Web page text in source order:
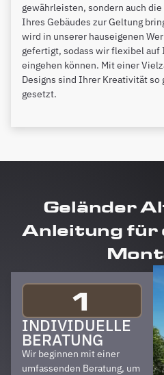
gewährleisten, sondern auch
Ihres Gebäudes zur Geltung
wird in unserer hauseigenen
gefertigt, sodass wir flexibel
eingehen können. Mit einer
Designs sind Ihrer Kreativität so
gesetzt.
Geländer
Anleitung für
1
INDIVIDUELLE
BERATUNG
Wir beginnen mit einer
umfassenden Beratung, um